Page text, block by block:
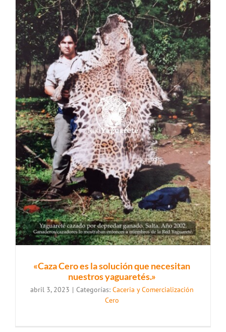
«Caza Cero es la solución que necesitan
nuestros yaguaretés.»
abril 3, 2023 | Categorías: Caceria y Comercialización
Cero